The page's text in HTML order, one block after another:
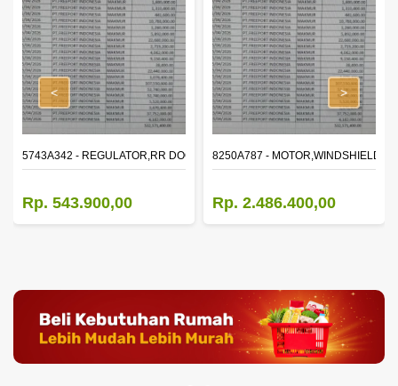
WINDOW,LH
5743A342 - REGULATOR,RR DOOR WINDOW,RH
Rp. 543.900,00
8250A787 - MOTOR,WINDSHIELD
Rp. 2.486.400,00
< >